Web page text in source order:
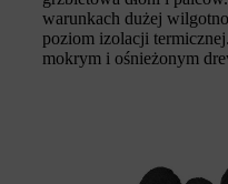
warunkach dużej
poziom izolacji
mokrym i ośnieżonym